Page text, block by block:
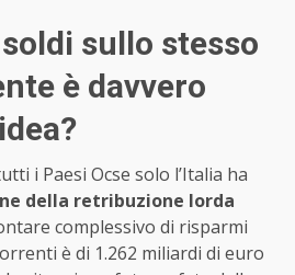
sullo stesso
è davvero
i Paesi Ocse solo l’Italia ha
della retribuzione lorda
complessivo di risparmi
è di 1.262 miliardi di euro